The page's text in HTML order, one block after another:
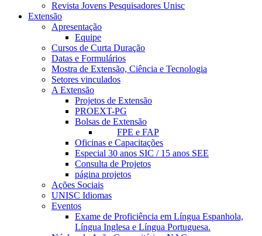
Revista Jovens Pesquisadores Unisc
Extensão
Apresentação
Equipe
Cursos de Curta Duração
Datas e Formulários
Mostra de Extensão, Ciência e Tecnologia
Setores vinculados
A Extensão
Projetos de Extensão
PROEXT-PG
Bolsas de Extensão
FPE e FAP
Oficinas e Capacitações
Especial 30 anos SIC / 15 anos SEE
Consulta de Projetos
página projetos
Ações Sociais
UNISC Idiomas
Eventos
Exame de Proficiência em Língua Espanhola,
Língua Inglesa e Língua Portuguesa.